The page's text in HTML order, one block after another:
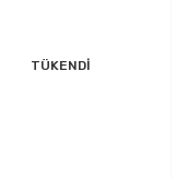
TÜKENDİ